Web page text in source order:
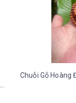
Chuỗi Gỗ Hoàng